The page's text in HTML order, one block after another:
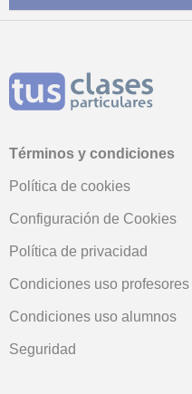
Términos y condiciones
Política de cookies
Configuración de Cookies
Política de privacidad
Condiciones uso profesores
Condiciones uso alumnos
Seguridad